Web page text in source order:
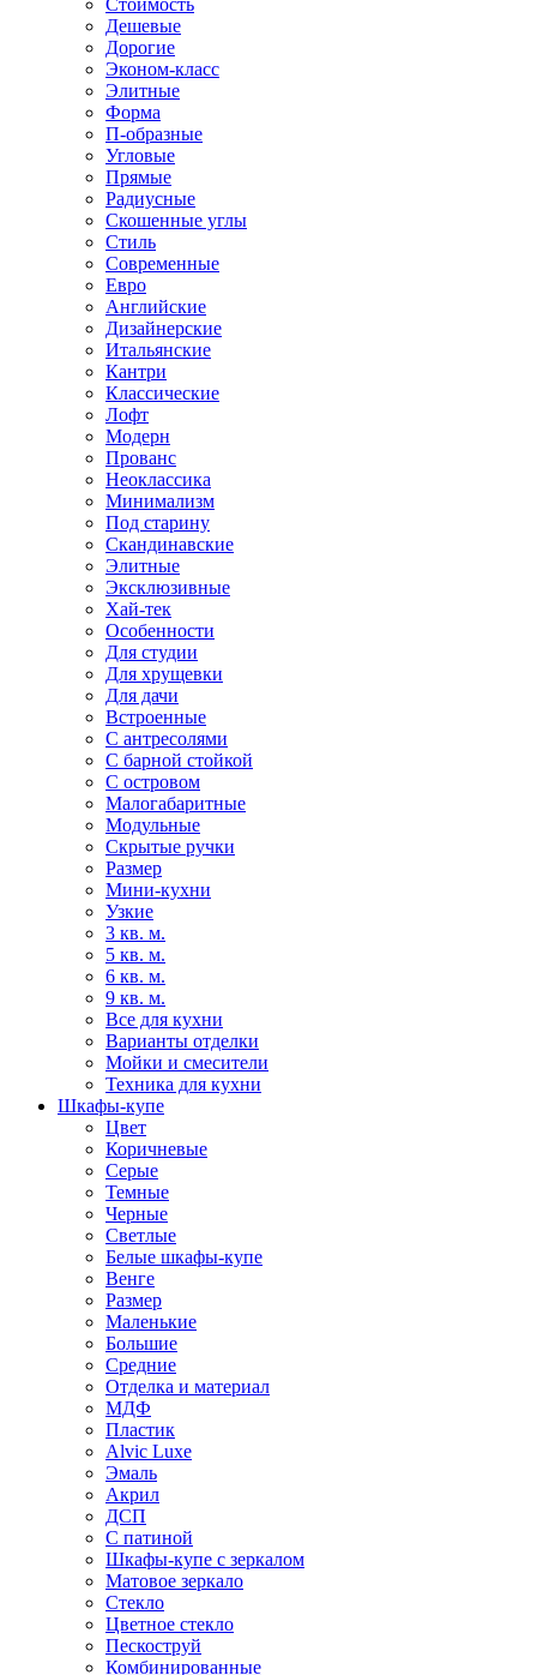
Стоимость
Дешевые
Дорогие
Эконом-класс
Элитные
Форма
П-образные
Угловые
Прямые
Радиусные
Скошенные углы
Стиль
Современные
Евро
Английские
Дизайнерские
Итальянские
Кантри
Классические
Лофт
Модерн
Прованс
Неоклассика
Минимализм
Под старину
Скандинавские
Элитные
Эксклюзивные
Хай-тек
Особенности
Для студии
Для хрущевки
Для дачи
Встроенные
С антресолями
С барной стойкой
С островом
Малогабаритные
Модульные
Скрытые ручки
Размер
Мини-кухни
Узкие
3 кв. м.
5 кв. м.
6 кв. м.
9 кв. м.
Все для кухни
Варианты отделки
Мойки и смесители
Техника для кухни
Шкафы-купе
Цвет
Коричневые
Серые
Темные
Черные
Светлые
Белые шкафы-купе
Венге
Размер
Маленькие
Большие
Средние
Отделка и материал
МДФ
Пластик
Alvic Luxe
Эмаль
Акрил
ДСП
С патиной
Шкафы-купе с зеркалом
Матовое зеркало
Стекло
Цветное стекло
Пескоструй
Комбинированные